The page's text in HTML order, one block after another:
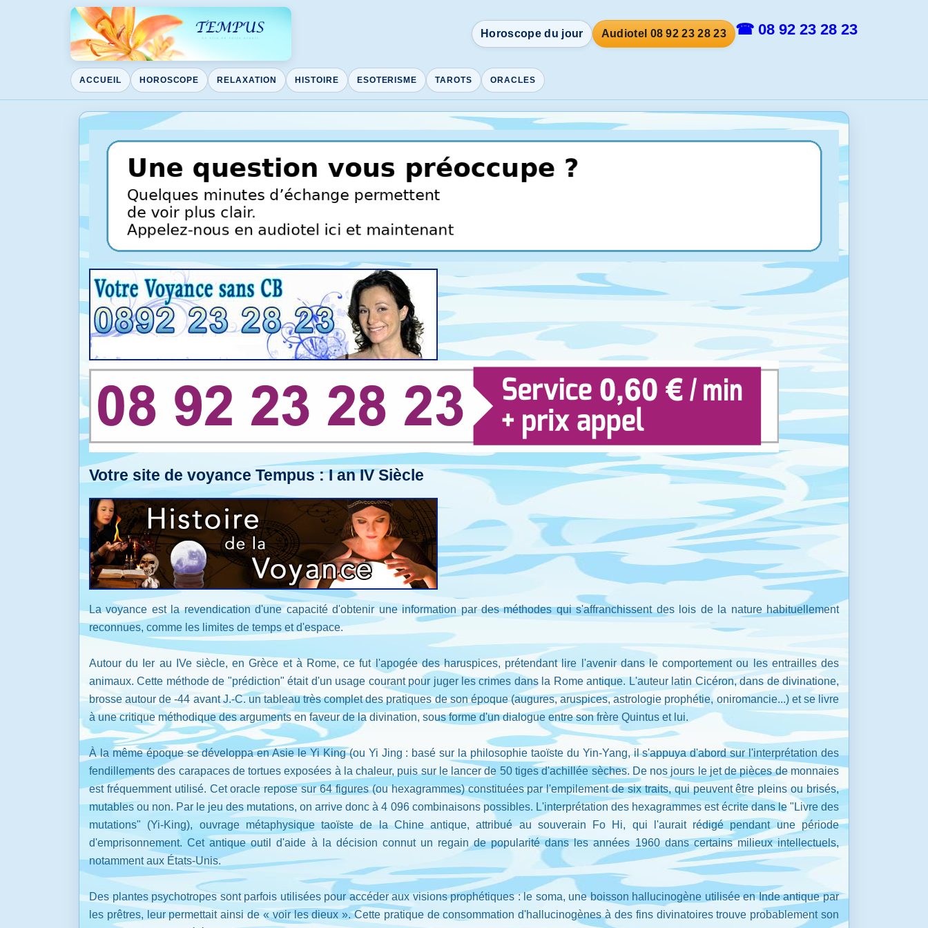
Horoscope du jour Audiotel 08 92 23 28 23 ☎ 08 92 23 28 23
ACCUEIL HOROSCOPE RELAXATION HISTOIRE ESOTERISME TAROTS ORACLES
Votre site de voyance Tempus : I an IV Siècle
La voyance est la revendication d'une capacité d'obtenir une information par des méthodes qui s'affranchissent des lois de la nature habituellement
reconnues, comme les limites de temps et d'espace.
Autour du Ier au IVe siècle, en Grèce et à Rome, ce fut l'apogée des haruspices, prétendant lire l'avenir dans le comportement ou les entrailles des
animaux. Cette méthode de "prédiction" était d'un usage courant pour juger les crimes dans la Rome antique. L'auteur latin Cicéron, dans de divinatione,
brosse autour de -44 avant J.-C. un tableau très complet des pratiques de son époque (augures, aruspices, astrologie prophétie, oniromancie...) et se livre
à une critique méthodique des arguments en faveur de la divination, sous forme d'un dialogue entre son frère Quintus et lui.
À la même époque se développa en Asie le Yi King (ou Yi Jing : basé sur la philosophie taoïste du Yin-Yang, il s'appuya d'abord sur l'interprétation des
fendillements des carapaces de tortues exposées à la chaleur, puis sur le lancer de 50 tiges d'achillée sèches. De nos jours le jet de pièces de monnaies
est fréquemment utilisé. Cet oracle repose sur 64 figures (ou hexagrammes) constituées par l'empilement de six traits, qui peuvent être pleins ou brisés,
mutables ou non. Par le jeu des mutations, on arrive donc à 4 096 combinaisons possibles. L'interprétation des hexagrammes est écrite dans le "Livre des
mutations" (Yi-King), ouvrage métaphysique taoïste de la Chine antique, attribué au souverain Fo Hi, qui l'aurait rédigé pendant une période
d'emprisonnement. Cet antique outil d'aide à la décision connut un regain de popularité dans les années 1960 dans certains milieux intellectuels,
notamment aux États-Unis.
Des plantes psychotropes sont parfois utilisées pour accéder aux visions prophétiques : le soma, une boisson hallucinogène utilisée en Inde antique par
les prêtres, leur permettait ainsi de « voir les dieux ». Cette pratique de consommation d'hallucinogènes à des fins divinatoires trouve probablement son